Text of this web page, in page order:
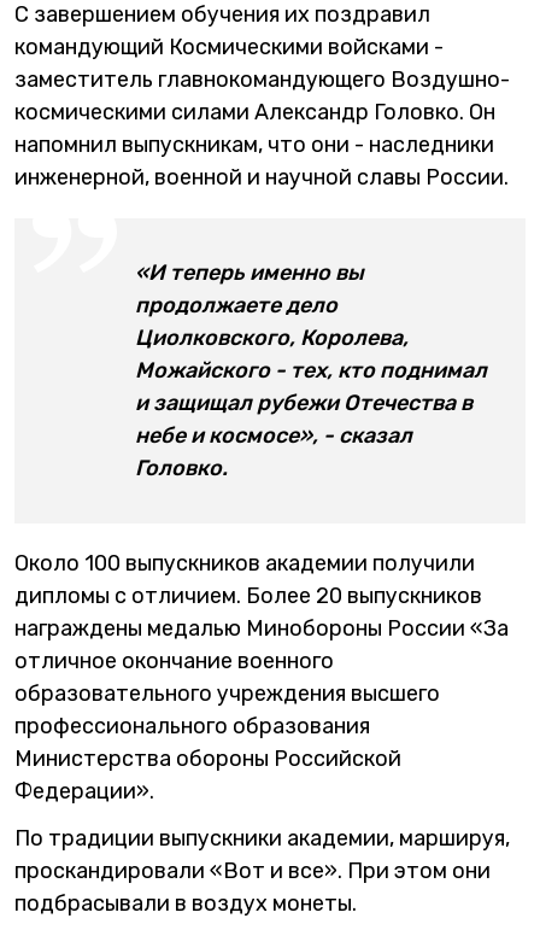
С завершением обучения их поздравил
командующий Космическими войсками -
заместитель главнокомандующего Воздушно-
космическими силами Александр Головко. Он
напомнил выпускникам, что они - наследники
инженерной, военной и научной славы России.
«И теперь именно вы
продолжаете дело
Циолковского, Королева,
Можайского - тех, кто поднимал
и защищал рубежи Отечества в
небе и космосе», - сказал
Головко.
Около 100 выпускников академии получили
дипломы с отличием. Более 20 выпускников
награждены медалью Минобороны России «За
отличное окончание военного
образовательного учреждения высшего
профессионального образования
Министерства обороны Российской
Федерации».
По традиции выпускники академии, маршируя,
проскандировали «Вот и все». При этом они
подбрасывали в воздух монеты.